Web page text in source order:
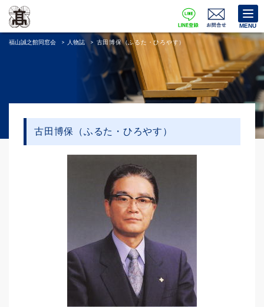
MENU
福山誠之館同窓会 > 人物誌 > 古田博保（ふるた・ひろやす）
古田博保（ふるた・ひろやす）